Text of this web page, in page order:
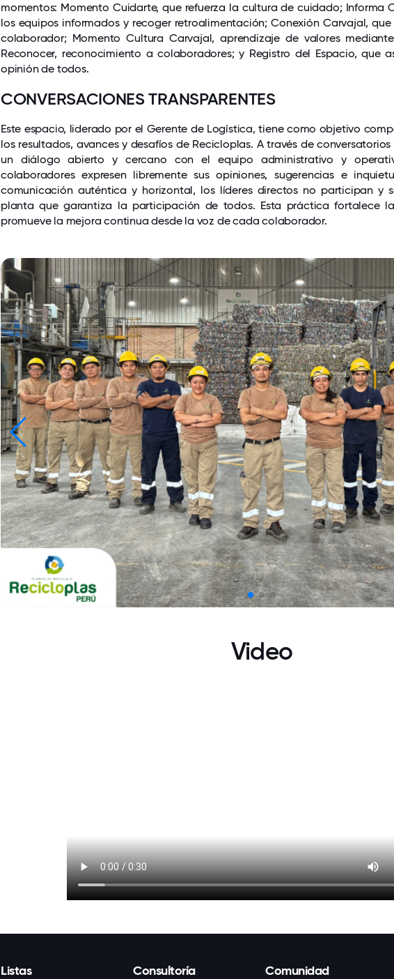
momentos: Momento Cuidarte, que refuerza la cultura de cuidado; Informa
los equipos informados y recoger retroalimentación; Conexión Carvajal,
colaborador; Momento Cultura Carvajal, aprendizaje de valores
Reconocer, reconocimiento a colaboradores; y Registro del Espacio, que
opinión de todos.
CONVERSACIONES TRANSPARENTES
Este espacio, liderado por el Gerente de Logística, tiene como objetivo
los resultados, avances y desafíos de Recicloplas. A través de
un diálogo abierto y cercano con el equipo administrativo y
colaboradores expresen libremente sus opiniones, sugerencias e
comunicación auténtica y horizontal, los líderes directos no participan y
planta que garantiza la participación de todos. Esta práctica fortalece
promueve la mejora continua desde la voz de cada colaborador.
Video
Listas Consultoría Comunidad